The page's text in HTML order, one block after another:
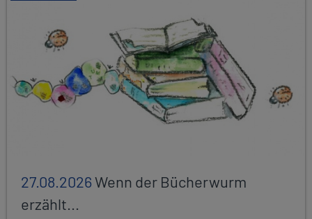
27.08.2026Wenn der Bücherwurm
erzählt...